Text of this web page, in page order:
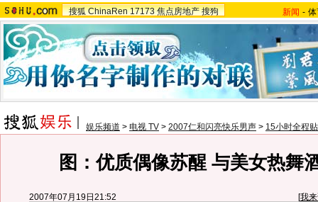
搜狐 ChinaRen 17173 焦点房地产 搜狗 新闻 -
娱乐频道 > 电视 TV > 2007仁和闪亮快乐男声 > 15小时全程
图：优质偶像苏醒 与美女热舞
2007年07月19日21:52 [我